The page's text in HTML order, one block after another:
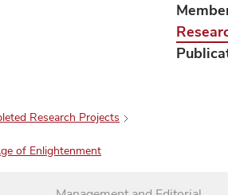
Research Projects
of Enlightenment